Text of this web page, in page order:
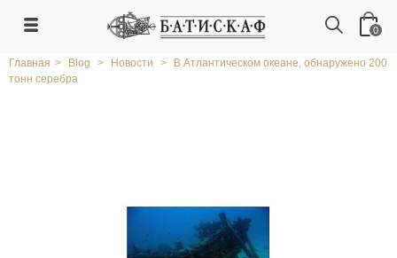
0
Главная > Blog > Новости >
В Атлантическом океане, обнаружено 200
тонн серебра